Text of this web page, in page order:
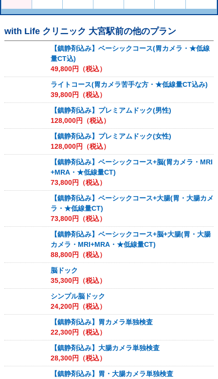
with Life クリニック 大宮駅前の他のプラン
【鎮静剤込み】ベーシックコース(胃カメラ・★低線
量CT込)
49,800円（税込）
ライトコース(胃カメラ苦手な方・★低線量CT込み)
39,800円（税込）
【鎮静剤込み】プレミアムドック(男性)
128,000円（税込）
【鎮静剤込み】プレミアムドック(女性)
128,000円（税込）
【鎮静剤込み】ベーシックコース+脳(胃カメラ・MRI
+MRA・★低線量CT)
73,800円（税込）
【鎮静剤込み】ベーシックコース+大腸(胃・大腸カメ
ラ・★低線量CT)
73,800円（税込）
【鎮静剤込み】ベーシックコース+脳+大腸(胃・大腸
カメラ・MRI+MRA・★低線量CT)
88,800円（税込）
脳ドック
35,300円（税込）
シンプル脳ドック
24,200円（税込）
【鎮静剤込み】胃カメラ単独検査
22,300円（税込）
【鎮静剤込み】大腸カメラ単独検査
28,300円（税込）
【鎮静剤込み】胃・大腸カメラ単独検査